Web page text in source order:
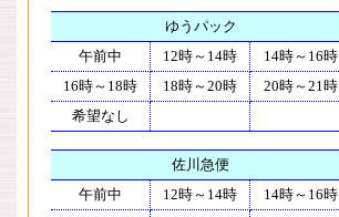
ゆうパック
午前中
12時～14時
14時～16時
16時～18時
18時～20時
20時～21時
希望なし
佐川急便
午前中
12時～14時
14時～16時